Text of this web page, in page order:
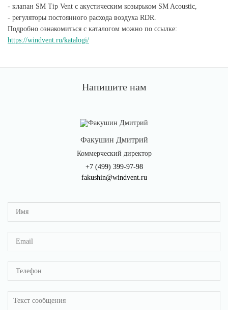
- клапан SM Tip Vent c акустическим козырьком SM Acoustic,
- регуляторы постоянного расхода воздуха RDR.
Подробно ознакомиться с каталогом можно по ссылке:
https://windvent.ru/katalogi/
Напишите нам
Факушин Дмитрий
Коммерческий директор
+7 (499) 399-97-98
fakushin@windvent.ru